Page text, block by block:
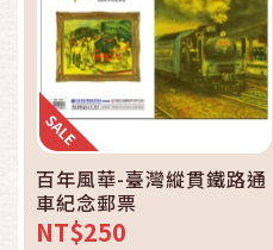
百年風華-臺灣縱貫鐵路通
車紀念郵票
NT$250